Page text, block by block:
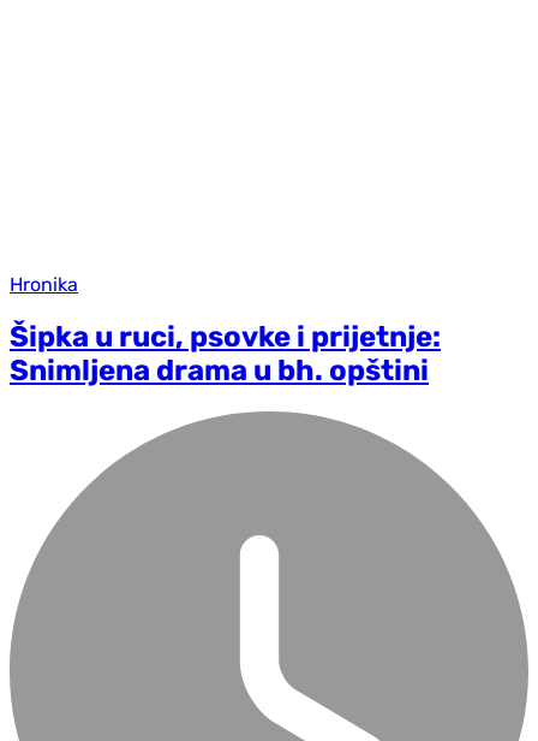
Hronika
Šipka u ruci, psovke i prijetnje:
Snimljena drama u bh. opštini